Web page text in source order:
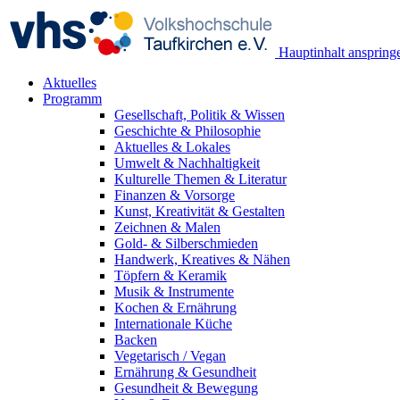
Hauptinhalt
Aktuelles
Programm
Gesellschaft, Politik & Wissen
Geschichte & Philosophie
Aktuelles & Lokales
Umwelt & Nachhaltigkeit
Kulturelle Themen & Literatur
Finanzen & Vorsorge
Kunst, Kreativität & Gestalten
Zeichnen & Malen
Gold- & Silberschmieden
Handwerk, Kreatives & Nähen
Töpfern & Keramik
Musik & Instrumente
Kochen & Ernährung
Internationale Küche
Backen
Vegetarisch / Vegan
Ernährung & Gesundheit
Gesundheit & Bewegung